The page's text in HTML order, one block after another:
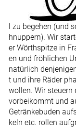
l zu begehen (und
hnuppern). Wir
er Wörthspitze in
en und fröhlichen
natürlich
t und ihre Räder
wollen. Wir steuern
vorbeikommt und
Getränkebuden
keln etc. rollen